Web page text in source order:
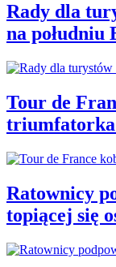
Rady dla
na południu
Tour de
Ratownicy
topiącej się